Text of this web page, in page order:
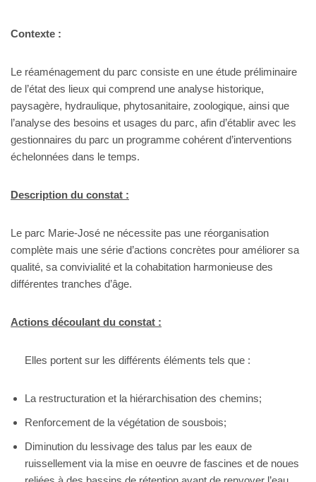
Contexte :
Le réaménagement du parc consiste en une étude préliminaire
de l’état des lieux qui comprend une analyse historique,
paysagère, hydraulique, phytosanitaire, zoologique, ainsi que
l’analyse des besoins et usages du parc, afin d’établir avec les
gestionnaires du parc un programme cohérent d’interventions
échelonnées dans le temps.
Description du constat :
Le parc Marie-José ne nécessite pas une réorganisation
complète mais une série d’actions concrètes pour améliorer sa
qualité, sa convivialité et la cohabitation harmonieuse des
différentes tranches d’âge.
Actions découlant du constat :
Elles portent sur les différents éléments tels que :
La restructuration et la hiérarchisation des chemins;
Renforcement de la végétation de sousbois;
Diminution du lessivage des talus par les eaux de
ruissellement via la mise en oeuvre de fascines et de noues